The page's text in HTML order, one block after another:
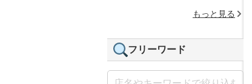
もっと見る
フリーワード